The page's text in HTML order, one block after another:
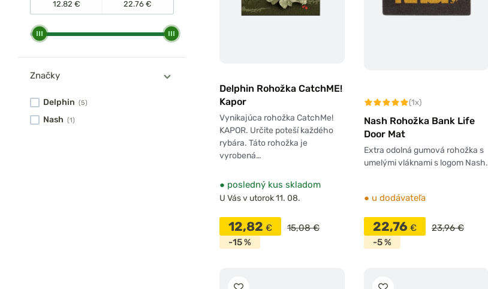
Značky
Delphin (5)
Nash (1)
Delphin Rohožka CatchME!
Kapor
Vynikajúca rohožka CatchMe!
KAPOR. Určite poteší každého
rybára. Táto rohožka je
vyrobená…
● posledný kus skladom
U Vás v utorok 11. 08.
12,82 €
15,08 €
-15 %
(1x)
Nash Rohožka Bank Life
Door Mat
Extra odolná gumová rohožka s
umelými vláknami s logom Nash.
● u dodávateľa
22,76 €
23,96 €
-5 %